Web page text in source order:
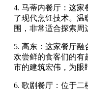
4. 马蒂内餐厅：这家
了现代烹饪技术。温
围，非常适合探索周
5. 高东：这家餐厅
欢尝鲜的食客们的有
市的建筑宏伟，为眼
6. 歌剧餐厅：位于二